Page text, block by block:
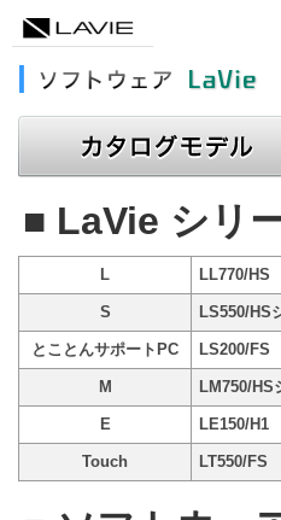
■ LaVie シリ
L LL770/HS
S LS550/
とことんサポートPC LS200/FS
M LM750/
E LE150/H1
Touch LT550/FS